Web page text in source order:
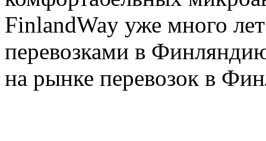
FinlandWay уже много
перевозками в
на рынке перевозок в